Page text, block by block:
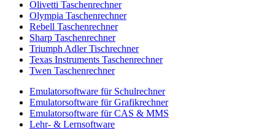
Olivetti Taschenrechner
Olympia Taschenrechner
Rebell Taschenrechner
Sharp Taschenrechner
Triumph Adler Tischrechner
Texas Instruments Taschenrechner
Twen Taschenrechner
Emulatorsoftware für Schulrechner
Emulatorsoftware für Grafikrechner
Emulatorsoftware für CAS & MMS
Lehr- & Lernsoftware